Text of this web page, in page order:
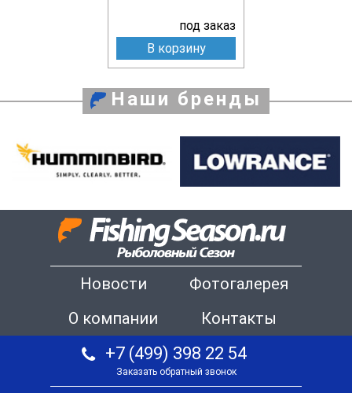
под заказ
В корзину
Наши бренды
Новости
Фотогалерея
О компании
Контакты
+7 (499) 398 22 54
Заказать обратный звонок